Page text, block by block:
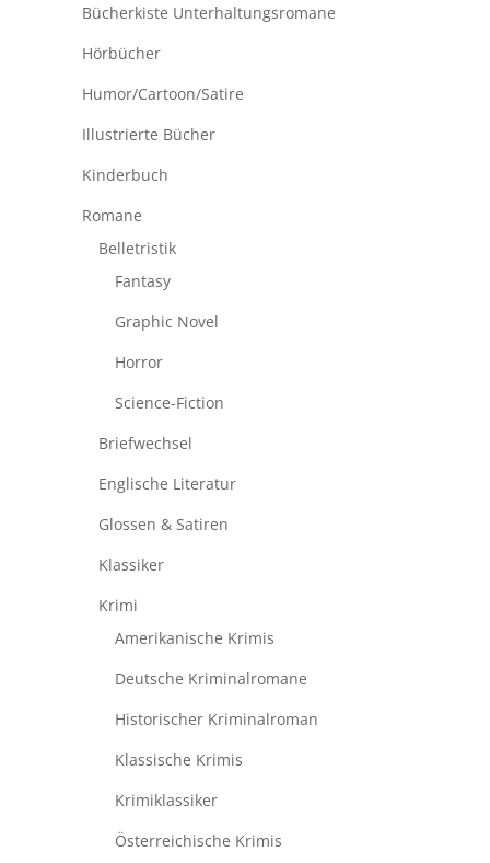
Bücherkiste Unterhaltungsromane
Hörbücher
Humor/Cartoon/Satire
Illustrierte Bücher
Kinderbuch
Romane
Belletristik
Fantasy
Graphic Novel
Horror
Science-Fiction
Briefwechsel
Englische Literatur
Glossen & Satiren
Klassiker
Krimi
Amerikanische Krimis
Deutsche Kriminalromane
Historischer Kriminalroman
Klassische Krimis
Krimiklassiker
Österreichische Krimis